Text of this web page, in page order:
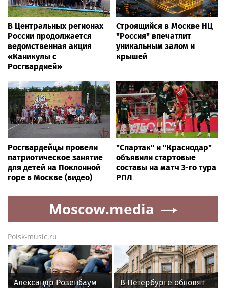
В Центральных регионах
России продолжается
ведомственная акция
«Каникулы с
Росгвардией»
Строящийся в Москве НЦ
"Россия" впечатлит
уникальным залом и
крышей
Росгвардейцы провели
патриотическое занятие
для детей на Поклонной
горе в Москве (видео)
"Спартак" и "Краснодар"
объявили стартовые
составы на матч 3-го тура
РПЛ
Moscow.media
Poisk-music.ru
Александр Розенбаум
В Петербурге обновят